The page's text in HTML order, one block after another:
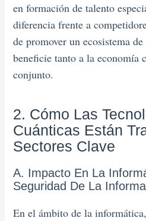
en formación de talento
diferencia frente a
de promover un ecosistema
beneficie tanto a la economía
conjunto.
2. Cómo Las
Cuánticas Están
Sectores Clave
A. Impacto En La
Seguridad De La
En el ámbito de la